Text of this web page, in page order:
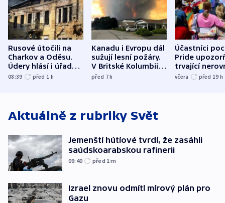
Rusové útočili na
Charkov a Oděsu.
Údery hlásí i úřady v
Bělgorodu
08:39 před 1 h
Kanadu i Evropu dál
sužují lesní požáry.
V Britské Kolumbii
evakuovali tisíce lidí
před 7h
Účastníci
Pride
trvající
včera před 19 h
Aktuálně z rubriky Svět
Jemenští hútíové tvrdí, že zasáhli
saúdskoarabskou rafinerii
09:40 před 1m
Izrael znovu odmítl mírový plán pro
Gazu